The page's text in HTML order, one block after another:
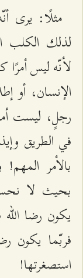
مثلًا: يرى
لذلك الكلب
لأنّه ليس
الإنسان، أو
رجلٍ، ليست
في الطريق
بالأمر
بحيث لا
يكون رضا
فربّما يكون
استصغرتها!